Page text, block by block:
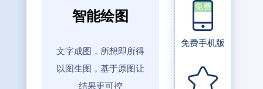
智能绘图
文字成图，所想即所得
以图生图，基于原图让
结果更可控
免费手机版